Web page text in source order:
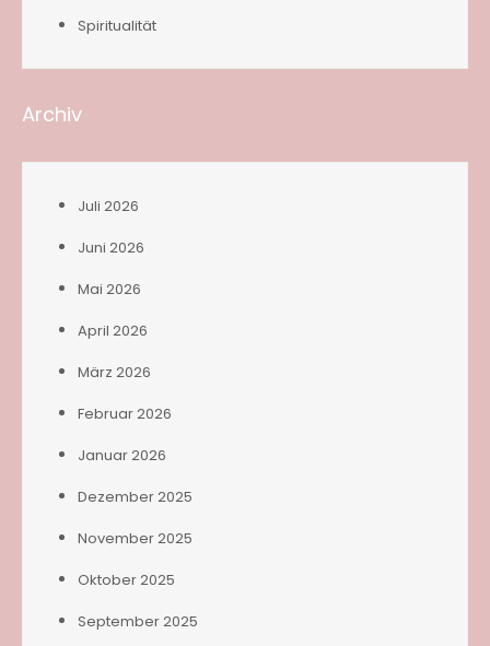
Spiritualität
Archiv
Juli 2026
Juni 2026
Mai 2026
April 2026
März 2026
Februar 2026
Januar 2026
Dezember 2025
November 2025
Oktober 2025
September 2025